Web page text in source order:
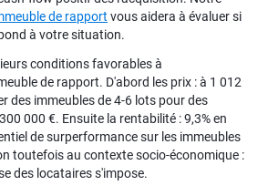
de rapport vous aidera à évaluer si
à votre situation.
conditions favorables à
de rapport. D'abord les prix : à 1 012
des immeubles de 4-6 lots pour des
000 €. Ensuite la rentabilité : 9,3% en
de surperformance sur les immeubles
toutefois au contexte socio-économique :
des locataires s'impose.